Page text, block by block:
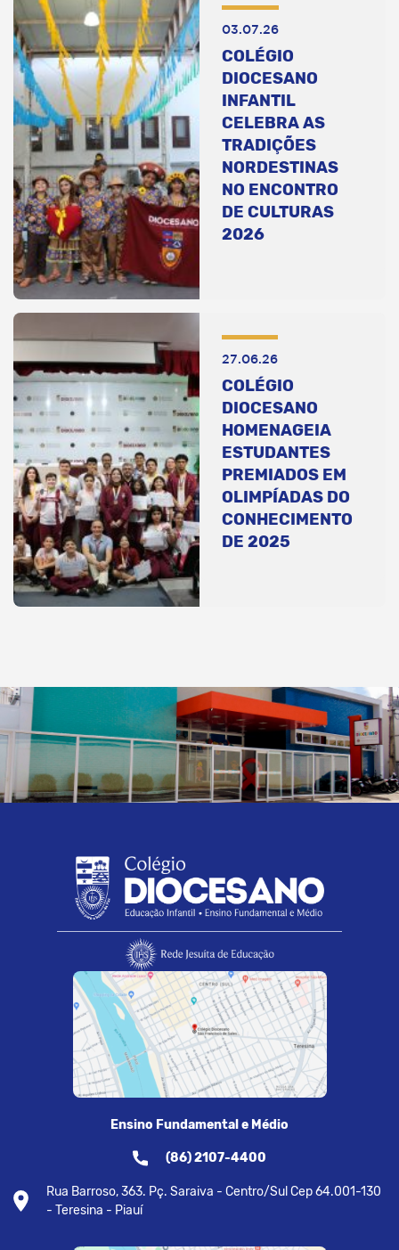
03.07.26
COLÉGIO
DIOCESANO
INFANTIL
CELEBRA AS
TRADIÇÕES
NORDESTINAS
NO ENCONTRO
DE CULTURAS
2026
27.06.26
COLÉGIO
DIOCESANO
HOMENAGEIA
ESTUDANTES
PREMIADOS EM
OLIMPÍADAS DO
CONHECIMENTO
DE 2025
Ensino Fundamental e Médio
(86) 2107-4400
Rua Barroso, 363. Pç. Saraiva - Centro/Sul Cep 64.001-130
- Teresina - Piauí